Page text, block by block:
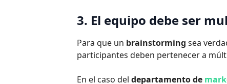
3. El equipo debe ser
Para que un brainstormingsea
participantes deben pertenecer a
En el caso deldepartamento de